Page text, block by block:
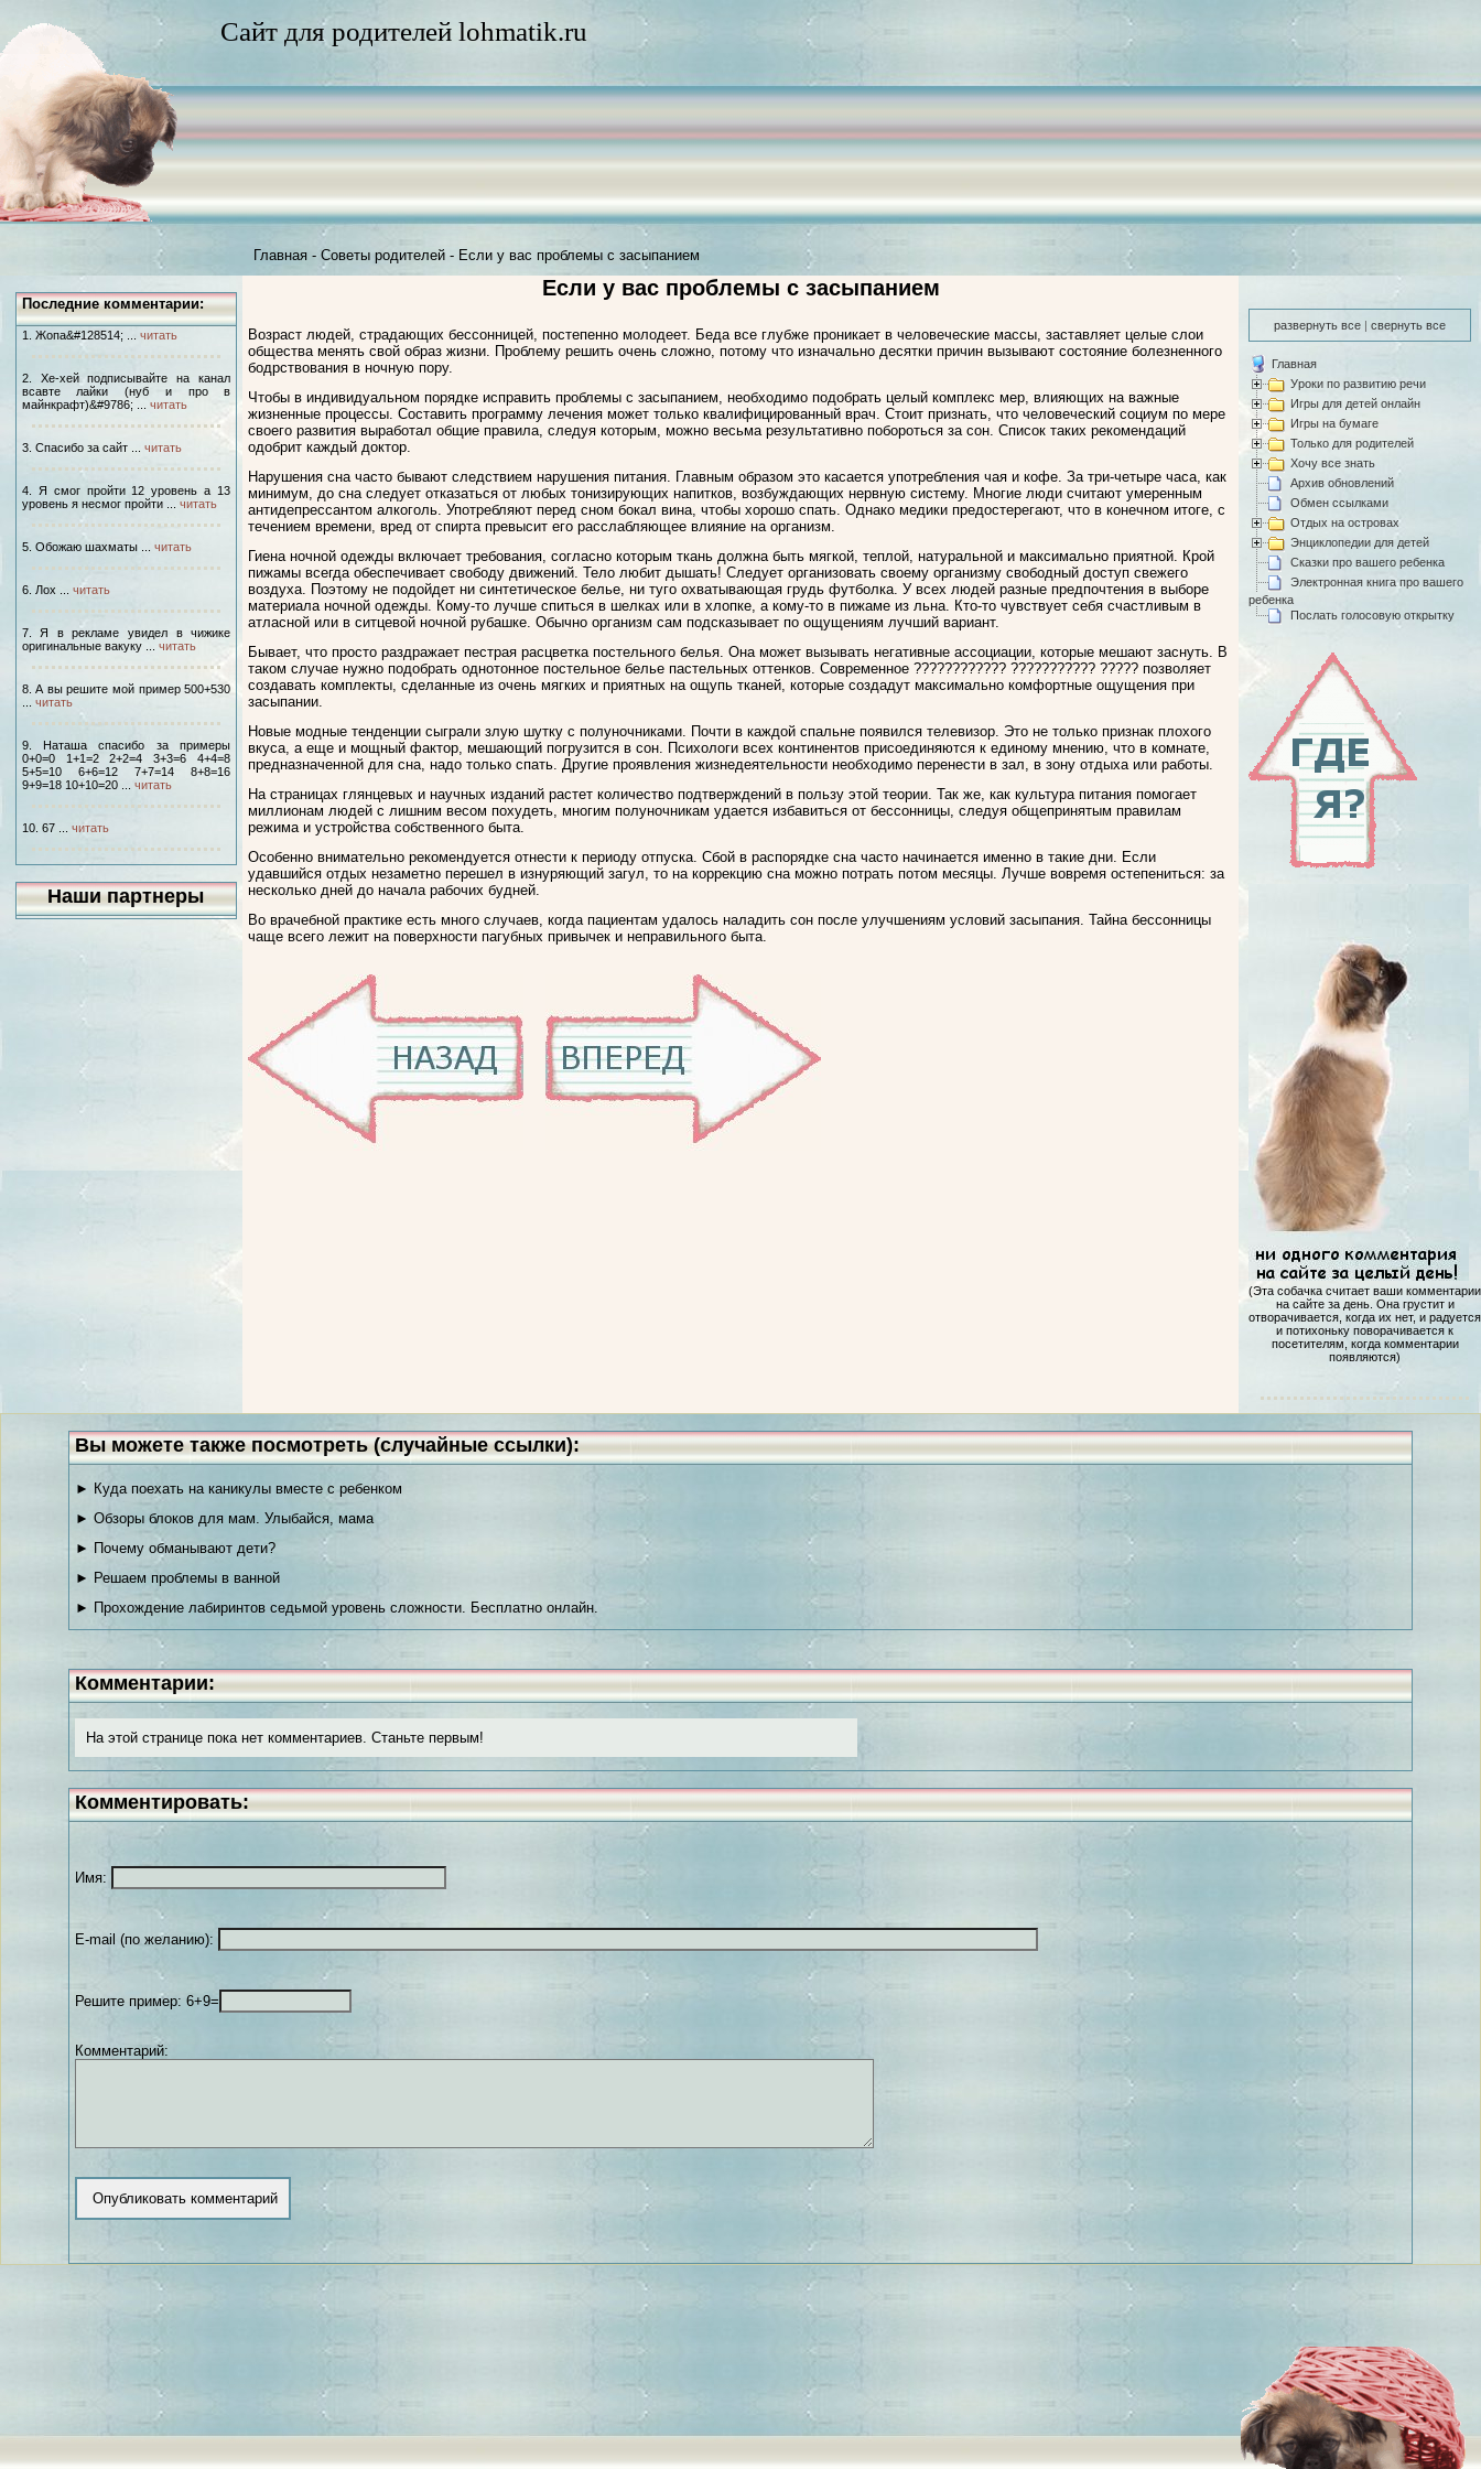
Сайт для родителей lohmatik.ru
Главная - Советы родителей - Если у вас проблемы с засыпанием
Последние комментарии:
1. Жопа&#128514; ... читать
2. Хе-хей подписывайте на канал
всавте лайки (нуб и про в
майнкрафт)&#9786; ... читать
3. Спасибо за сайт ... читать
4. Я смог пройти 12 уровень а 13
уровень я несмог пройти ... читать
5. Обожаю шахматы ... читать
6. Лох ... читать
7. Я в рекламе увидел в чижике
оригинальные вакуку ... читать
8. А вы решите мой пример 500+530
читать
9. Наташа спасибо за примеры
0+0=0 1+1=2 2+2=4 3+3=6 4+4=8
5+5=10 6+6=12 7+7=14 8+8=16
9+9=18 10+10=20 ... читать
10. 67 ... читать
Наши партнеры
Если у вас проблемы с засыпанием
Возраст людей, страдающих бессонницей, постепенно молодеет. Беда все глубже проникает в человеческие массы, заставляет целые слои
общества менять свой образ жизни. Проблему решить очень сложно, потому что изначально десятки причин вызывают состояние болезненного
бодрствования в ночную пору.
Чтобы в индивидуальном порядке исправить проблемы с засыпанием, необходимо подобрать целый комплекс мер, влияющих на важные
жизненные процессы. Составить программу лечения может только квалифицированный врач. Стоит признать, что человеческий социум по мере
своего развития выработал общие правила, следуя которым, можно весьма результативно побороться за сон. Список таких рекомендаций
одобрит каждый доктор.
Нарушения сна часто бывают следствием нарушения питания. Главным образом это касается употребления чая и кофе. За три-четыре часа, как
минимум, до сна следует отказаться от любых тонизирующих напитков, возбуждающих нервную систему. Многие люди считают умеренным
антидепрессантом алкоголь. Употребляют перед сном бокал вина, чтобы хорошо спать. Однако медики предостерегают, что в конечном итоге, с
течением времени, вред от спирта превысит его расслабляющее влияние на организм.
Гиена ночной одежды включает требования, согласно которым ткань должна быть мягкой, теплой, натуральной и максимально приятной. Крой
пижамы всегда обеспечивает свободу движений. Тело любит дышать! Следует организовать своему организму свободный доступ свежего
воздуха. Поэтому не подойдет ни синтетическое белье, ни туго охватывающая грудь футболка. У всех людей разные предпочтения в выборе
материала ночной одежды. Кому-то лучше спиться в шелках или в хлопке, а кому-то в пижаме из льна. Кто-то чувствует себя счастливым в
атласной или в ситцевой ночной рубашке. Обычно организм сам подсказывает по ощущениям лучший вариант.
Бывает, что просто раздражает пестрая расцветка постельного белья. Она может вызывать негативные ассоциации, которые мешают заснуть. В
таком случае нужно подобрать однотонное постельное белье пастельных оттенков. Современное ???????????? ??????????? ????? позволяет
создавать комплекты, сделанные из очень мягких и приятных на ощупь тканей, которые создадут максимально комфортные ощущения при
засыпании.
Новые модные тенденции сыграли злую шутку с полуночниками. Почти в каждой спальне появился телевизор. Это не только признак плохого
вкуса, а еще и мощный фактор, мешающий погрузится в сон. Психологи всех континентов присоединяются к единому мнению, что в комнате,
предназначенной для сна, надо только спать. Другие проявления жизнедеятельности необходимо перенести в зал, в зону отдыха или работы.
На страницах глянцевых и научных изданий растет количество подтверждений в пользу этой теории. Так же, как культура питания помогает
миллионам людей с лишним весом похудеть, многим полуночникам удается избавиться от бессонницы, следуя общепринятым правилам
режима и устройства собственного быта.
Особенно внимательно рекомендуется отнести к периоду отпуска. Сбой в распорядке сна часто начинается именно в такие дни. Если
удавшийся отдых незаметно перешел в изнуряющий загул, то на коррекцию сна можно потрать потом месяцы. Лучше вовремя остепениться: за
несколько дней до начала рабочих будней.
Во врачебной практике есть много случаев, когда пациентам удалось наладить сон после улучшениям условий засыпания. Тайна бессонницы
чаще всего лежит на поверхности пагубных привычек и неправильного быта.
развернуть все | свернуть все
Главная
Уроки по развитию речи
Игры для детей онлайн
Игры на бумаге
Только для родителей
Хочу все знать
Архив обновлений
Обмен ссылками
Отдых на островах
Энциклопедии для детей
Сказки про вашего ребенка
Электронная книга про вашего
ребенка
Послать голосовую открытку
(Эта собачка считает ваши комментарии
на сайте за день. Она грустит и
отворачивается, когда их нет, и радуется
и потихоньку поворачивается к
посетителям, когда комментарии
появляются)
Вы можете также посмотреть (случайные ссылки):
► Куда поехать на каникулы вместе с ребенком
► Обзоры блоков для мам. Улыбайся, мама
► Почему обманывают дети?
► Решаем проблемы в ванной
► Прохождение лабиринтов седьмой уровень сложности. Бесплатно онлайн.
Комментарии:
На этой странице пока нет комментариев. Станьте первым!
Комментировать:
Имя:
E-mail (по желанию):
Решите пример: 6+9=
Комментарий: